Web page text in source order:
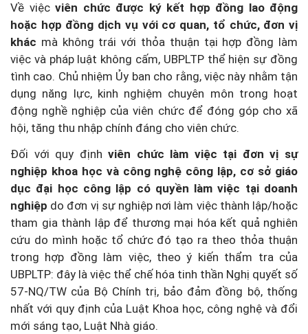
Về việc viên chức được ký kết hợp đồng lao động
hoặc hợp đồng dịch vụ với cơ quan, tổ chức, đơn vị
khác mà không trái với thỏa thuận tại hợp đồng làm
việc và pháp luật không cấm, UBPLTP thể hiện sự đồng
tình cao. Chủ nhiệm Ủy ban cho rằng, việc này nhằm tận
dụng năng lực, kinh nghiệm chuyên môn trong hoạt
động nghề nghiệp của viên chức để đóng góp cho xã
hội, tăng thu nhập chính đáng cho viên chức.
Đối với quy địnhviên chức làm việc tại đơn vị sự
nghiệp khoa học và công nghệ công lập, cơ sở giáo
dục đại học công lập có quyền làm việc tại doanh
nghiệp do đơn vị sự nghiệp nơi làm việc thành lập/hoặc
tham gia thành lập để thương mại hóa kết quả nghiên
cứu do mình hoặc tổ chức đó tạo ra theo thỏa thuận
trong hợp đồng làm việc, theo ý kiến thẩm tra của
UBPLTP: đây là việc thể chế hóa tinh thần Nghị quyết số
57-NQ/TW của Bộ Chính trị, bảo đảm đồng bộ, thống
nhất với quy định của Luật Khoa học, công nghệ và đổi
mới sáng tạo, Luật Nhà giáo.